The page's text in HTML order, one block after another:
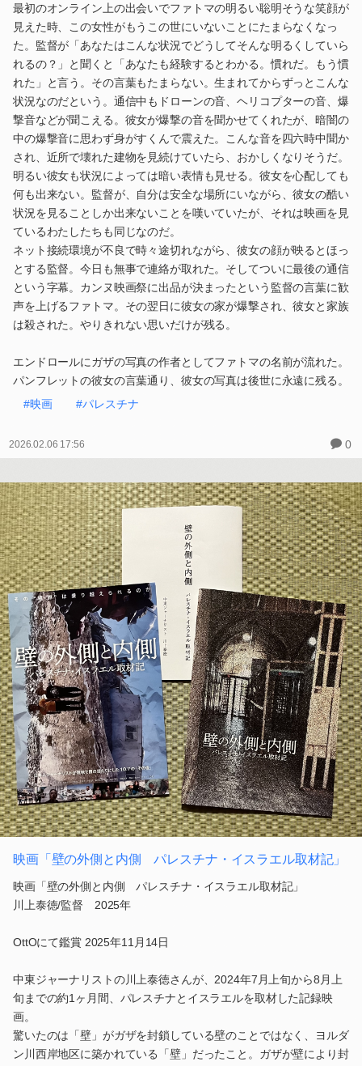
最初のオンライン上の出会いでファトマの明るい聡明そうな笑顔が
見えた時、この女性がもうこの世にいないことにたまらなくなっ
た。監督が「あなたはこんな状況でどうしてそんな明るくしていら
れるの？」と聞くと「あなたも経験するとわかる。慣れだ。もう慣
れた」と言う。その言葉もたまらない。生まれてからずっとこんな
状況なのだという。通信中もドローンの音、ヘリコプターの音、爆
撃音などが聞こえる。彼女が爆撃の音を聞かせてくれたが、暗闇の
中の爆撃音に思わず身がすくんで震えた。こんな音を四六時中聞か
され、近所で壊れた建物を見続けていたら、おかしくなりそうだ。
明るい彼女も状況によっては暗い表情も見せる。彼女を心配しても
何も出来ない。監督が、自分は安全な場所にいながら、彼女の酷い
状況を見ることしか出来ないことを嘆いていたが、それは映画を見
ているわたしたちも同じなのだ。
ネット接続環境が不良で時々途切れながら、彼女の顔が映るとほっ
とする監督。今日も無事で連絡が取れた。そしてついに最後の通信
という字幕。カンヌ映画祭に出品が決まったという監督の言葉に歓
声を上げるファトマ。その翌日に彼女の家が爆撃され、彼女と家族
は殺された。やりきれない思いだけが残る。
エンドロールにガザの写真の作者としてファトマの名前が流れた。
パンフレットの彼女の言葉通り、彼女の写真は後世に永遠に残る。
#映画
#パレスチナ
2026.02.06 17:56 0
映画「壁の外側と内側 パレスチナ・イスラエル取材記」
映画「壁の外側と内側 パレスチナ・イスラエル取材記」
川上泰徳/監督 2025年
OttOにて鑑賞 2025年11月14日
中東ジャーナリストの川上泰徳さんが、2024年7月上旬から8月上
旬までの約1ヶ月間、パレスチナとイスラエルを取材した記録映
画。
驚いたのは「壁」がガザを封鎖している壁のことではなく、ヨルダ
ン川西岸地区に築かれている「壁」だったこと。ガザが壁により封